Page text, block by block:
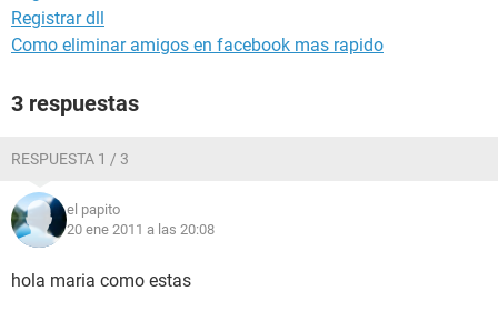
Registrar dll
Como eliminar amigos en facebook mas rapido
3 respuestas
RESPUESTA 1 / 3
el papito
20 ene 2011 a las 20:08
hola maria como estas